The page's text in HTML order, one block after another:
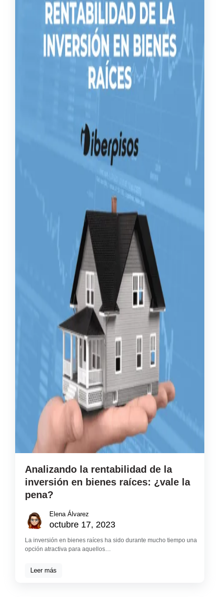
Analizando la rentabilidad de la
inversión en bienes raíces: ¿vale la
pena?
Elena Álvarez
octubre 17, 2023
La inversión en bienes raíces ha sido durante mucho tiempo una
opción atractiva para aquellos…
Leer más